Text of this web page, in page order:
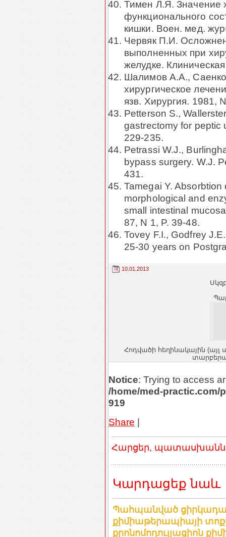
Тимен Л.Я. Значение
функционального
кишки. Воен. мед.
Червяк П.И.
выполненных при
желудке.
Шалимов А.А.,
хирургическое
язв. Хирургия. 1981,
Petterson S.,
gastrectomy for peptic
229-235.
Petrassi W.J.,
bypass surgery. W.J.
431.
Tamegai Y.
morphological and
small intestinal
87, N 1, P. 39-48.
Tovey F.I., Godfrey
25-30 years on
10.01.2013
Հոդվածի հեղինակային (այլ
Notice: Trying to access
/home/med-
919
Share |
Հարցեր,
Կարդացեք նաև
Պահպանված
քիմիաթերապիայի
քրոնոմոդուլյացիոն